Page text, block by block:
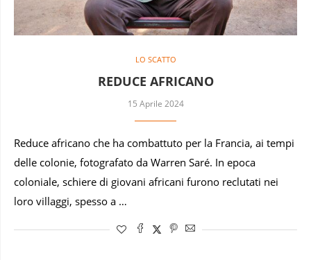
LO SCATTO
REDUCE AFRICANO
15 Aprile 2024
Reduce africano che ha combattuto per la Francia, ai tempi
delle colonie, fotografato da Warren Saré. In epoca
coloniale, schiere di giovani africani furono reclutati nei
loro villaggi, spesso a …